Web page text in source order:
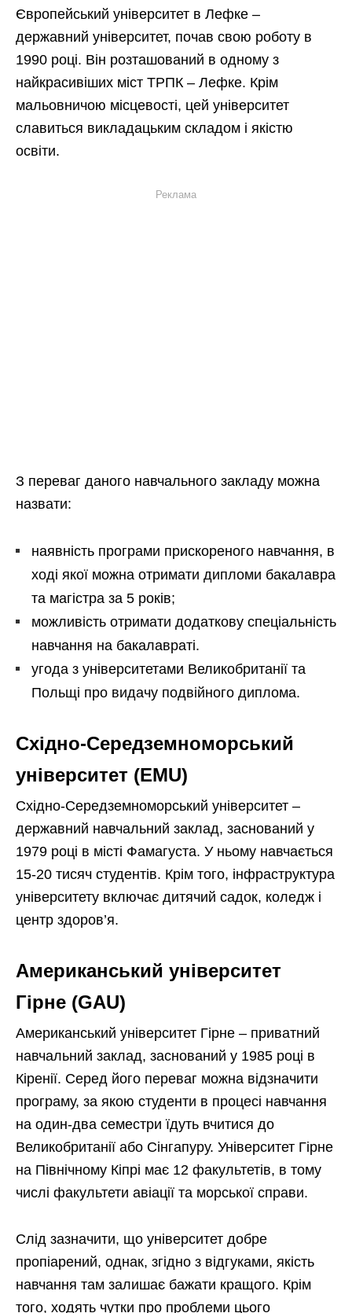
Європейський університет в Лефке –
державний університет, почав свою роботу в
1990 році. Він розташований в одному з
найкрасивіших міст ТРПК – Лефке. Крім
мальовничою місцевості, цей університет
славиться викладацьким складом і якістю
освіти.
Реклама
З переваг даного навчального закладу можна
назвати:
наявність програми прискореного навчання, в
ході якої можна отримати дипломи бакалавра
та магістра за 5 років;
можливість отримати додаткову спеціальність
навчання на бакалавраті.
угода з університетами Великобританії та
Польщі про видачу подвійного диплома.
Східно-Середземноморський
університет (EMU)
Східно-Середземноморський університет –
державний навчальний заклад, заснований у
1979 році в місті Фамагуста. У ньому навчається
15-20 тисяч студентів. Крім того, інфраструктура
університету включає дитячий садок, коледж і
центр здоров’я.
Американський університет
Гірне (GAU)
Американський університет Гірне – приватний
навчальний заклад, заснований у 1985 році в
Кіренії. Серед його переваг можна відзначити
програму, за якою студенти в процесі навчання
на один-два семестри їдуть вчитися до
Великобританії або Сінгапуру. Університет Гірне
на Північному Кіпрі має 12 факультетів, в тому
числі факультети авіації та морської справи.
Слід зазначити, що університет добре
пропіарений, однак, згідно з відгуками, якість
навчання там залишає бажати кращого. Крім
того, ходять чутки про проблеми цього